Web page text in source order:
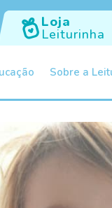
Loja
Leiturinha
Sobre a